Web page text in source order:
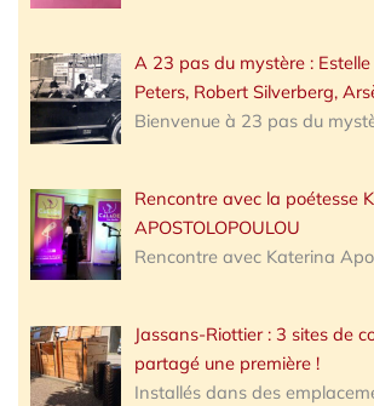
A 23 pas du mystère :
Peters, Robert Silverberg,
Bienvenue à 23 pas du
Rencontre avec la poétesse
APOSTOLOPOULOU
Rencontre avec Katerina
Jassans-Riottier : 3 sites de
partagé une première !
Installés dans des